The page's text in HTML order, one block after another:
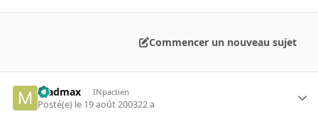
Commencer un nouveau sujet
madmax INpactien
Posté(e) le 19 août 200322 a